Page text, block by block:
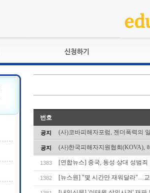
교육훈련
자격심사
자격복원
번호
공지 (사)코바피해자포럼, 젠더폭력의
공지 (사)한국피해자지원협회(KOVA),
1383 [연합뉴스] 중국, 동성 상대 성범
1382 [뉴스원] "몇 시간만 재워달라"…